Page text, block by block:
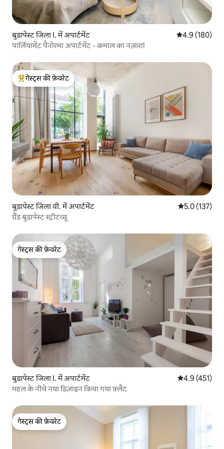
बुडापेस्ट जिला I. में अपार्टमेंट औसत रेटिंग 5 में
4.9 (180)
पार्लियामेंट पैनोरमा अपार्टमेंट - कमाल का नज़ारा!
गेस्ट्स का टॉप फ़ेवरेट
गेस्ट्स की फ़ेवरेट
बुडापेस्ट जिला वी. में अपार्टमेंट औसत रेटिंग 5 में
5.0 (137)
ग्रैंड बुडापेस्ट स्ट्रीटव्यू
गेस्ट्स की फ़ेवरेट
गेस्ट्स की फ़ेवरेट
बुडापेस्ट जिला I. में अपार्टमेंट औसत रेटिंग 5 में
4.9 (451)
महल के नीचे नया डिज़ाइन किया गया फ़्लैट
गेस्ट्स की फ़ेवरेट
गेस्ट्स की फ़ेवरेट